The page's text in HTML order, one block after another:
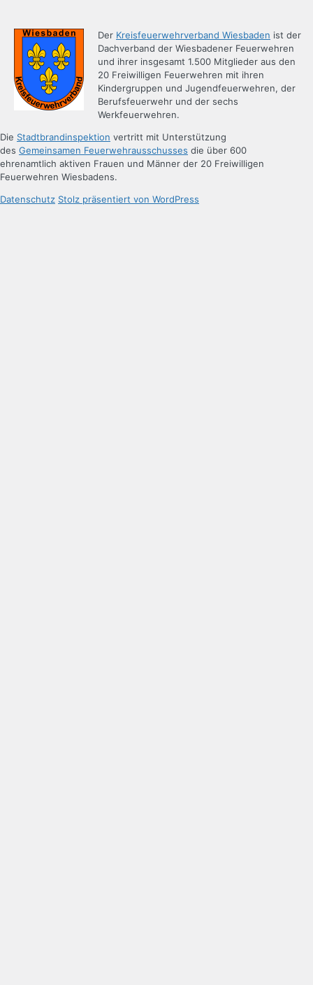
Der Kreisfeuerwehrverband Wiesbaden ist der
Dachverband der Wiesbadener Feuerwehren
und ihrer insgesamt 1.500 Mitglieder aus den
20 Freiwilligen Feuerwehren mit ihren
Kindergruppen und Jugendfeuerwehren, der
Berufsfeuerwehr und der sechs
Werkfeuerwehren.
Die Stadtbrandinspektion vertritt mit Unterstützung
des Gemeinsamen Feuerwehrausschusses die über 600
ehrenamtlich aktiven Frauen und Männer der 20 Freiwilligen
Feuerwehren Wiesbadens.
Datenschutz Stolz präsentiert von WordPress